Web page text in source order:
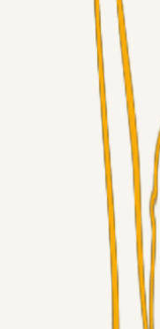
RasmusStephansen
Nørgaards Lever
RasmusStephansen
Har GFH løsnet
Superliga-truppen
04. aug. 2026
Medie: Tahirovic til
Superliga-truppen
03. aug.
Kunne Sami Jalal